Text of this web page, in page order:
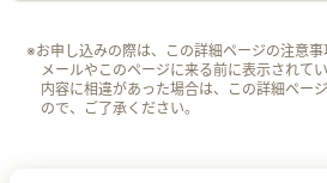
※お申し込みの際は、この詳細ページの注意事
メールやこのページに来る前に表示されて
内容に相違があった場合は、この詳細ペー
ので、ご了承ください。